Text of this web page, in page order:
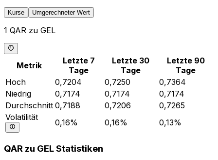
Kurse Umgerechneter Wert
1 QAR zu GEL
Metrik
Letzte 7
Tage
Letzte 30
Tage
Letzte 90
Tage
Hoch
0,7204 0,7250
0,7364
Niedrig
0,7174 0,7174
0,7174
Durchschnitt 0,7188 0,7206
0,7265
Volatilität
0,16% 0,16% 0,13%
QAR zu GEL Statistiken